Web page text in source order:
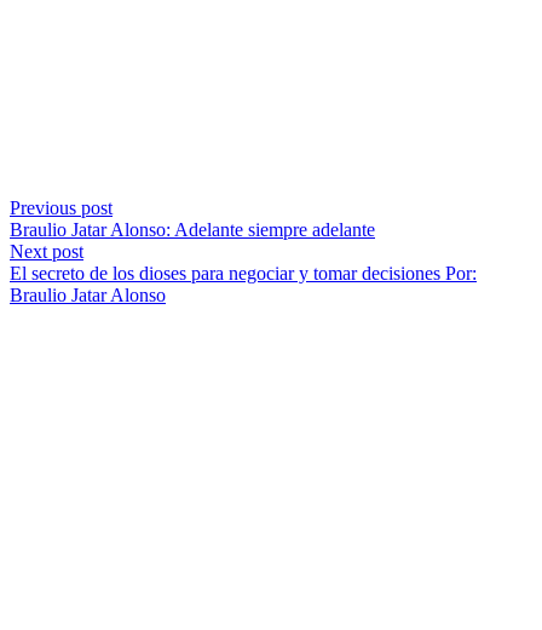
Previous post
Braulio Jatar Alonso: Adelante siempre adelante
Next post
El secreto de los dioses para negociar y tomar decisiones Por:
Braulio Jatar Alonso